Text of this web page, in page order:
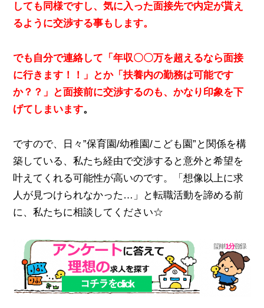
しても同様ですし、気に入った面接先で内定が貰え
るように交渉する事もします。
でも自分で連絡して「年収〇〇万を超えるなら面接
に行きます！！」とか「扶養内の勤務は可能です
か？？」と面接前に交渉するのも、かなり印象を下
げてしまいます。
ですので、日々”保育園/幼稚園/こども園”と関係を構
築している、私たち経由で交渉すると意外と希望を
叶えてくれる可能性が高いのです。「想像以上に求
人が見つけられなかった…」と転職活動を諦める前
に、私たちに相談してください☆